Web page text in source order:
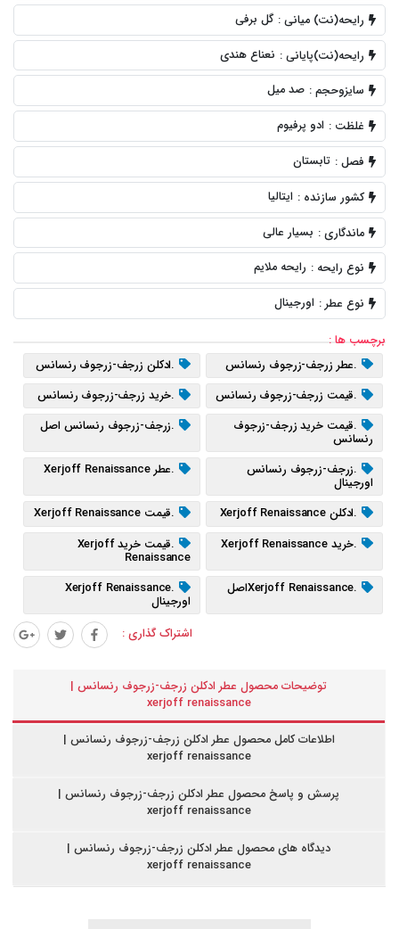
رایحه(نت) میانی : گل برفی
رایحه(نت)پایانی : نعناع هندی
سایزوحجم : صد میل
غلظت : ادو پرفیوم
فصل : تابستان
کشور سازنده : ایتالیا
ماندگاری : بسیار عالی
نوع رایحه : رایحه ملایم
نوع عطر : اورجینال
برچسب ها :
.عطر زرجف-زرجوف رنسانس
.ادکلن زرجف-زرجوف رنسانس
.قیمت زرجف-زرجوف رنسانس
.خرید زرجف-زرجوف رنسانس
.قیمت خرید زرجف-زرجوف
رنسانس
.زرجف-زرجوف رنسانس اصل
.زرجف-زرجوف رنسانس
اورجینال
.عطر Xerjoff Renaissance
.ادکلن Xerjoff Renaissance
.قیمت Xerjoff Renaissance
.خرید Xerjoff Renaissance
.قیمت خرید Xerjoff
Renaissance
.Xerjoff Renaissanceاصل
.Xerjoff Renaissance
اورجینال
اشتراک گذاری :
توضیحات محصول عطر ادکلن زرجف-زرجوف رنسانس |
xerjoff renaissance
اطلاعات کامل محصول عطر ادکلن زرجف-زرجوف رنسانس |
xerjoff renaissance
پرسش و پاسخ محصول عطر ادکلن زرجف-زرجوف رنسانس |
xerjoff renaissance
دیدگاه های محصول عطر ادکلن زرجف-زرجوف رنسانس |
xerjoff renaissance